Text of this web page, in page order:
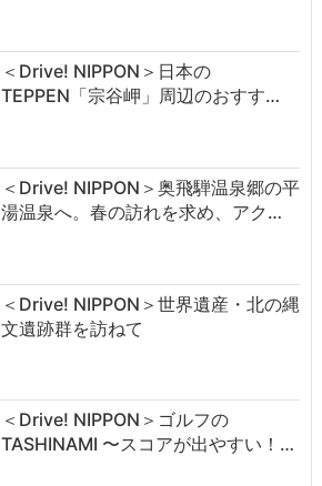
＜Drive! NIPPON＞日本の
TEPPEN「宗谷岬」周辺のおすす…
＜Drive! NIPPON＞奥飛騨温泉郷の平
湯温泉へ。春の訪れを求め、アク…
＜Drive! NIPPON＞世界遺産・北の縄
文遺跡群を訪ねて
＜Drive! NIPPON＞ゴルフの
TASHINAMI 〜スコアが出やすい！…